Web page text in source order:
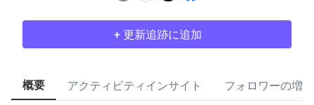
+ 更新追跡に追加
概要 アクティビティインサイト フォロワーの増加